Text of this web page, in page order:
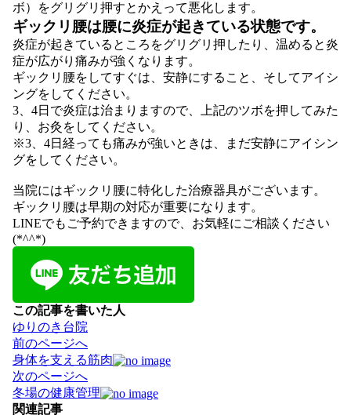
ボ）をグリグリ押すとかえって悪化します。
ギックリ腰は腰に炎症が起きている状態です。
炎症が起きているところをグリグリ押したり、温めると炎
症が広がり痛みが強くなります。
ギックリ腰をしてすぐは、安静にすること、そしてアイシ
ングをしてください。
3、4日で炎症は治まりますので、上記のツボを押してみた
り、お灸をしてください。
※3、4日経っても痛みが強いときは、まだ安静にアイシン
グをしてください。
当院にはギックリ腰に特化した治療器具がございます。
ギックリ腰は早期の対応が重要になります。
LINEでもご予約できますので、お気軽にご相談ください
(*^^*)
この記事を書いた人
ゆりのき台院
投
稿
ナ
ビ
ゲ
前のページへ
身体を支える筋肉
次のページへ
冬場の健康管理
関連記事